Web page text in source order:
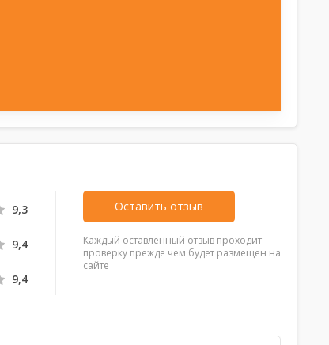
9,3
9,4
9,4
Оставить отзыв
Каждый оставленный отзыв проходит
проверку прежде чем будет размещен на
сайте